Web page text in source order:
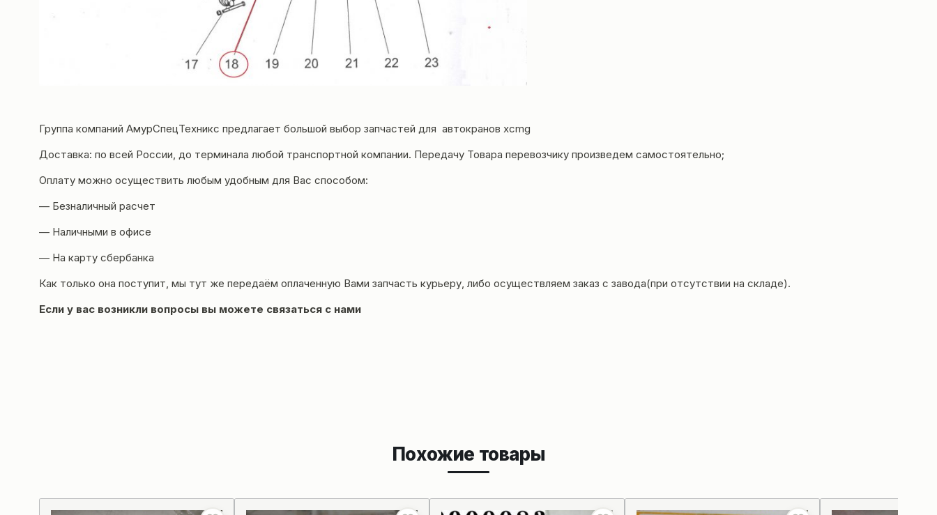
Группа компаний АмурСпецТехникс предлагает большой выбор запчастей для автокранов xcmg
Доставка: по всей России, до терминала любой транспортной компании. Передачу Товара перевозчику произведем самостоятельно;
Оплату можно осуществить любым удобным для Вас способом:
— Безналичный расчет
— Наличными в офисе
— На карту сбербанка
Как только она поступит, мы тут же передаём оплаченную Вами запчасть курьеру, либо осуществляем заказ с завода(при отсутствии на складе).
Если у вас возникли вопросы вы можете связаться с нами
Похожие товары